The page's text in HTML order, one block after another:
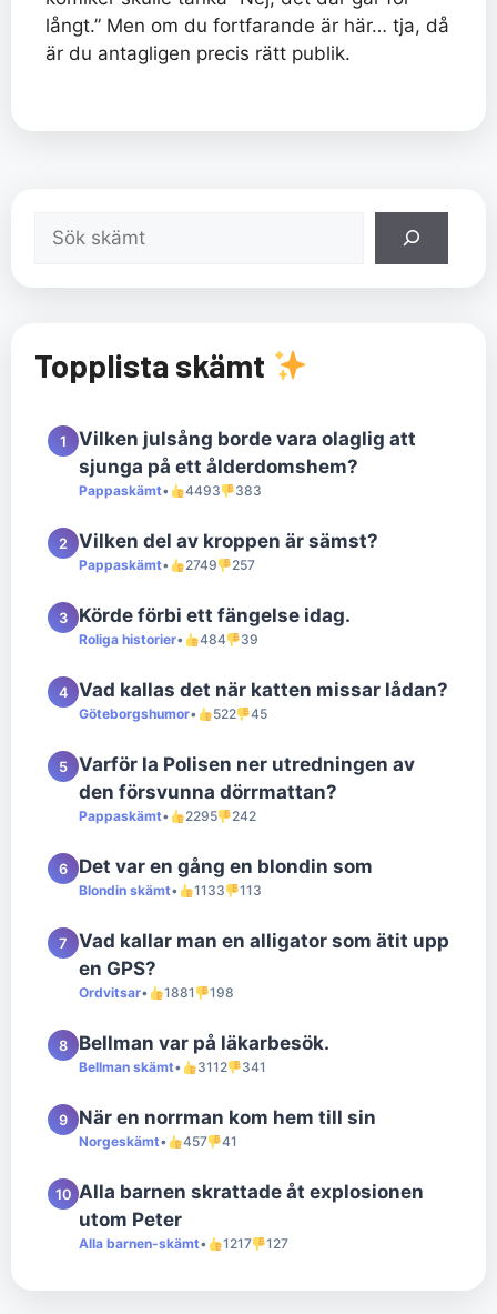
långt.” Men om du fortfarande är här… tja, då
är du antagligen precis rätt publik.
Topplista skämt
1
Vilken julsång borde vara olaglig att
sjunga på ett ålderdomshem?
Pappaskämt• 4493 383
2 Vilken del av kroppen är sämst?
Pappaskämt• 2749 257
3 Körde förbi ett fängelse idag.
Roliga historier• 484 39
4 Vad kallas det när katten missar lådan?
Göteborgshumor• 522 45
5
Varför la Polisen ner utredningen av
den försvunna dörrmattan?
Pappaskämt• 2295 242
6 Det var en gång en blondin som
Blondin skämt• 1133 113
7
Vad kallar man en alligator som ätit upp
en GPS?
Ordvitsar• 1881 198
8 Bellman var på läkarbesök.
Bellman skämt• 3112 341
9 När en norrman kom hem till sin
Norgeskämt• 457 41
10 Alla barnen skrattade åt explosionen
utom Peter
Alla barnen-skämt• 1217 127